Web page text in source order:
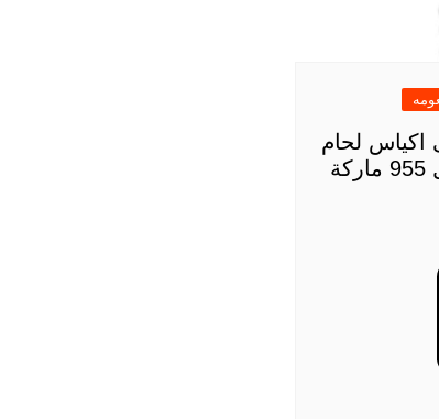
اكياس لحام
ثلاثي و لحام رباعي موديل 955 ماركة